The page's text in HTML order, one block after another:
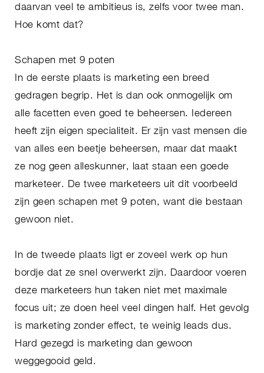
daarvan veel te ambitieus is, zelfs voor twee man.
Hoe komt dat?
Schapen met 9 poten
In de eerste plaats is marketing een breed
gedragen begrip. Het is dan ook onmogelijk om
alle facetten even goed te beheersen. Iedereen
heeft zijn eigen specialiteit. Er zijn vast mensen die
van alles een beetje beheersen, maar dat maakt
ze nog geen alleskunner, laat staan een goede
marketeer. De twee marketeers uit dit voorbeeld
zijn geen schapen met 9 poten, want die bestaan
gewoon niet.
In de tweede plaats ligt er zoveel werk op hun
bordje dat ze snel overwerkt zijn. Daardoor voeren
deze marketeers hun taken niet met maximale
focus uit; ze doen heel veel dingen half. Het gevolg
is marketing zonder effect, te weinig leads dus.
Hard gezegd is marketing dan gewoon
weggegooid geld.